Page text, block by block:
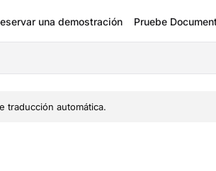
una demostración Pruebe
traducción automática.